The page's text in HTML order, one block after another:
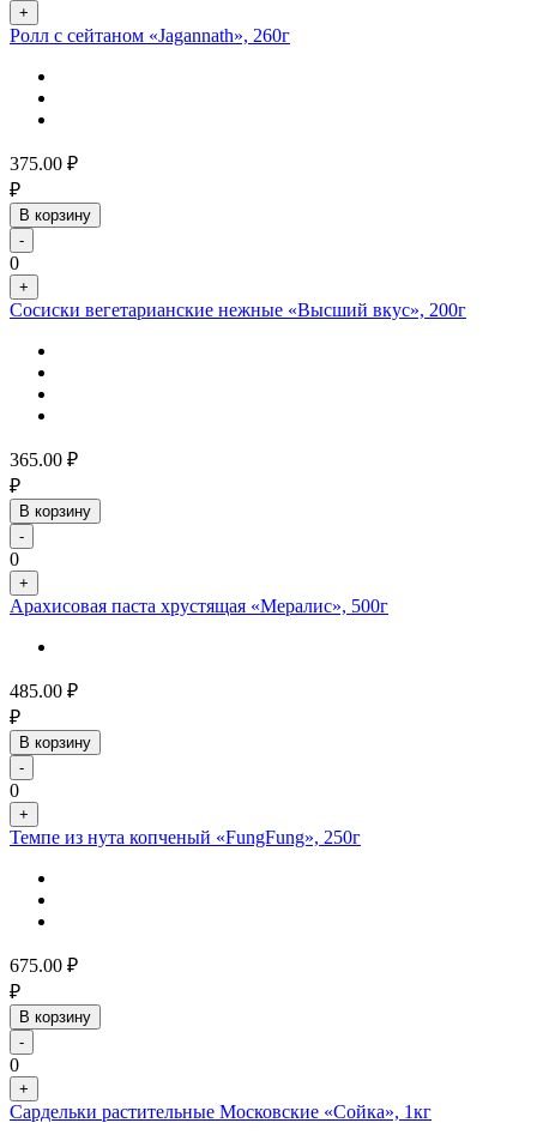
+
Ролл с сейтаном «Jagannath», 260г
375.00 ₽
₽
В корзину
-
0
+
Сосиски вегетарианские нежные «Высший вкус», 200г
365.00 ₽
₽
В корзину
-
0
+
Арахисовая паста хрустящая «Мералис», 500г
485.00 ₽
₽
В корзину
-
0
+
Темпе из нута копченый «FungFung», 250г
675.00 ₽
₽
В корзину
-
0
+
Сардельки растительные Московские «Сойка», 1кг